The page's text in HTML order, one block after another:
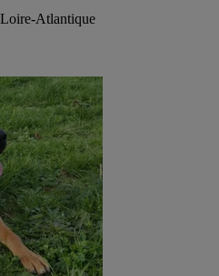
Atlantique